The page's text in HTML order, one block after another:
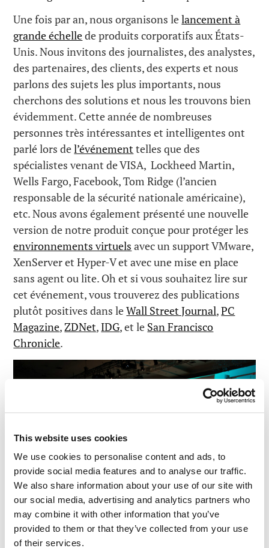
This website uses cookies
We use cookies to personalise content and ads, to
provide social media features and to analyse our traffic.
We also share information about your use of our site with
our social media, advertising and analytics partners who
may combine it with other information that you’ve
provided to them or that they’ve collected from your use
of their services.
Une fois par an, nous organisons lelancement à
grande échellede produits corporatifs aux États-
Unis. Nous invitons des journalistes, des analystes,
des partenaires, des clients, des experts et nous
parlons des sujets les plus importants, nous
cherchons des solutions et nous les trouvons bien
évidemment. Cette année de nombreuses
personnes très intéressantes et intelligentes ont
parlé lors del’événementtelles que des
spécialistes venant de VISA, Lockheed Martin,
Wells Fargo, Facebook, Tom Ridge (l’ancien
responsable de la sécurité nationale américaine),
etc. Nous avons également présenté une nouvelle
version de notre produit conçue pour protéger les
environnements virtuels avec un support VMware,
XenServer et Hyper-V et avec une mise en place
sans agent ou lite. Oh et si vous souhaitez lire sur
cet événement, vous trouverez des publications
plutôt positives dans leWall Street Journal,PC
Magazine,ZDNet, IDG, et le San Francisco
Chronicle.